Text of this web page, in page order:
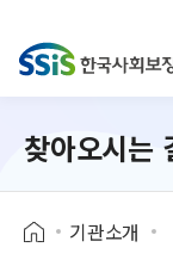
찾아오시는
기관소개